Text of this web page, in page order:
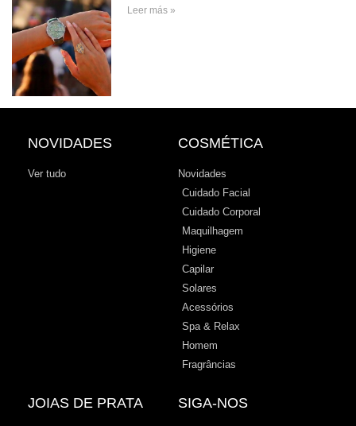
Leer más »
NOVIDADES
Ver tudo
COSMÉTICA
Novidades
Cuidado Facial
Cuidado Corporal
Maquilhagem
Higiene
Capilar
Solares
Acessórios
Spa & Relax
Homem
Fragrâncias
JOIAS DE PRATA SIGA-NOS